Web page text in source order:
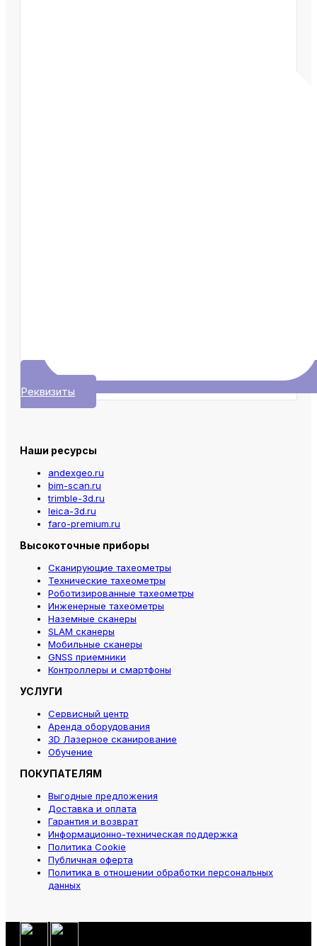
Реквизиты
Наши ресурсы
andexgeo.ru
bim-scan.ru
trimble-3d.ru
leica-3d.ru
faro-premium.ru
Высокоточные приборы
Сканирующие тахеометры
Технические тахеометры
Роботизированные тахеометры
Инженерные тахеометры
Наземные сканеры
SLAM сканеры
Мобильные сканеры
GNSS приемники
Контроллеры и смартфоны
УСЛУГИ
Сервисный центр
Аренда оборудования
3D Лазерное сканирование
Обучение
ПОКУПАТЕЛЯМ
Выгодные предложения
Доставка и оплата
Гарантия и возврат
Информационно-техническая поддержка
Политика Cookie
Публичная оферта
Политика в отношении обработки персональных
данных